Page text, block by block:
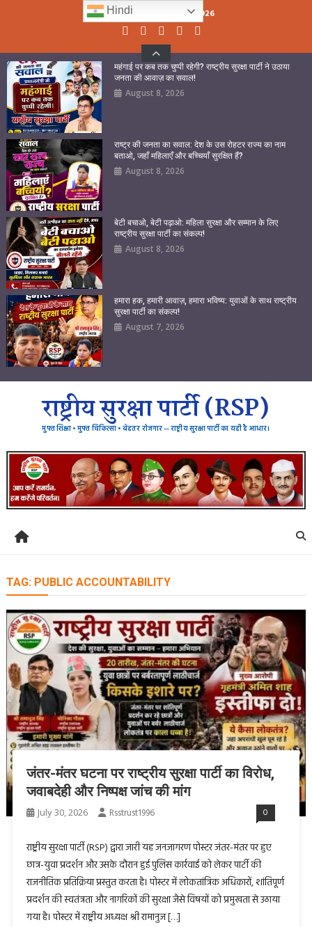
Saturday, August 08, 2026
महंगाई पर कब तक चुप्पी रहेगी? राष्ट्रीय सुरक्षा पार्टी ने उठाया
जनता की आवाज़ का सवाल!
August 8, 2026
राष्ट्र की जनता का सवाल: देश के उस रोहटर राज्य का नाम
बताओ, जहाँ महिलाएँ और बच्चियाँ सुरक्षित हैं?
August 8, 2026
बेटी बचाओ, बेटी पढ़ाओ: महिला सुरक्षा और सम्मान के लिए
राष्ट्रीय सुरक्षा पार्टी का संकल्प!
August 8, 2026
हमारा हक, हमारी आवाज़, हमारा भविष्य: युवाओं के साथ राष्ट्रीय
सुरक्षा पार्टी का संकल्प!
August 7, 2026
राष्ट्रीय सुरक्षा पार्टी (RSP)
मुफ्त शिक्षा • मुफ्त चिकित्सा • बेहतर रोजगार — राष्ट्रीय सुरक्षा पार्टी का यही है आधार।
TAG: PUBLIC ACCOUNTABILITY
जंतर-मंतर घटना पर राष्ट्रीय सुरक्षा पार्टी का विरोध,
जवाबदेही और निष्पक्ष जांच की मांग
July 30, 2026 Rsstrust1996 0
राष्ट्रीय सुरक्षा पार्टी (RSP) द्वारा जारी यह जनजागरण पोस्टर जंतर-मंतर पर हुए
छात्र-युवा प्रदर्शन और उसके दौरान हुई पुलिस कार्रवाई को लेकर पार्टी की
राजनीतिक प्रतिक्रिया प्रस्तुत करता है। पोस्टर में लोकतांत्रिक अधिकारों, शांतिपूर्ण
प्रदर्शन की स्वतंत्रता और नागरिकों की सुरक्षा जैसे विषयों को प्रमुखता से उठाया
गया है। पोस्टर में राष्ट्रीय अध्यक्ष श्री रामानुज […]
Hindi